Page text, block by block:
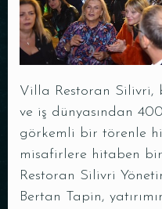
Villa Restoran Silivri,
ve iş dünyasından
görkemli bir törenle
misafirlere hitaben
Restoran Silivri
Bertan Tapin,